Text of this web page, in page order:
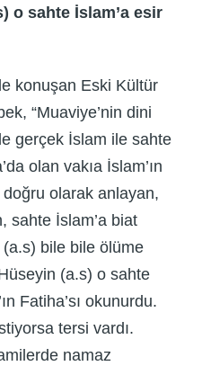
o sahte İslam’a esir
konuşan Eski Kültür
“Muaviye’nin dini
gerçek İslam ile sahte
olan vakıa İslam’ın
doğru olarak anlayan,
sahte İslam’a biat
bile bile ölüme
(a.s) o sahte
Fatiha’sı okunurdu.
tersi vardı.
namaz